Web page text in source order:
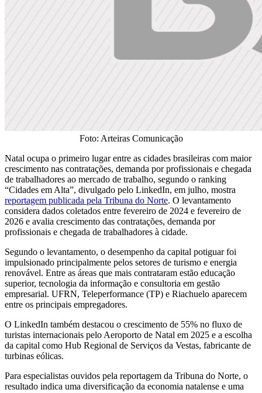
Foto: Arteiras Comunicação
Natal ocupa o primeiro lugar entre as cidades brasileiras com maior
crescimento nas contratações, demanda por profissionais e chegada
de trabalhadores ao mercado de trabalho, segundo o ranking
“Cidades em Alta”, divulgado pelo LinkedIn, em julho, mostra
reportagem publicada pela Tribuna do Norte. O levantamento
considera dados coletados entre fevereiro de 2024 e fevereiro de
2026 e avalia crescimento das contratações, demanda por
profissionais e chegada de trabalhadores à cidade.
Segundo o levantamento, o desempenho da capital potiguar foi
impulsionado principalmente pelos setores de turismo e energia
renovável. Entre as áreas que mais contrataram estão educação
superior, tecnologia da informação e consultoria em gestão
empresarial. UFRN, Teleperformance (TP) e Riachuelo aparecem
entre os principais empregadores.
O LinkedIn também destacou o crescimento de 55% no fluxo de
turistas internacionais pelo Aeroporto de Natal em 2025 e a escolha
da capital como Hub Regional de Serviços da Vestas, fabricante de
turbinas eólicas.
Para especialistas ouvidos pela reportagem da Tribuna do Norte, o
resultado indica uma diversificação da economia natalense e uma